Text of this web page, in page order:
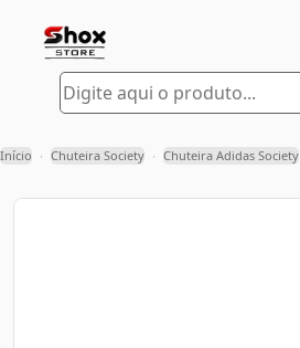
Início › Chuteira Society › Chuteira Adidas Society